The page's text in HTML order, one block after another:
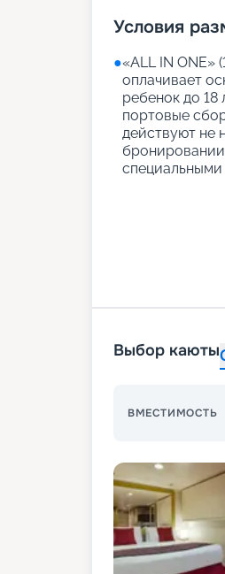
Условия
●«АLL IN ONE»
оплачивает
ребенок до 18
портовые
действуют не
Выбор каюты
ВМЕСТИМОСТЬ